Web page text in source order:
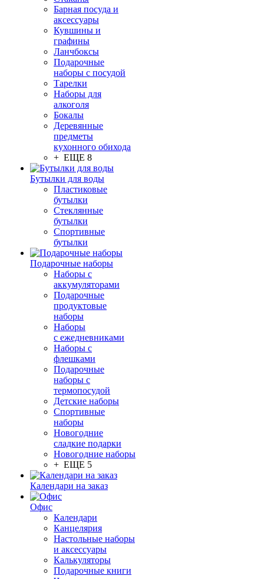
Барная посуда и
аксессуары
Кувшины и
графины
Ланчбоксы
Подарочные
наборы с посудой
Тарелки
Наборы для
алкоголя
Бокалы
Деревянные
предметы
кухонного обихода
+ ЕЩЕ 8
Бутылки для воды
Пластиковые
бутылки
Стеклянные
бутылки
Спортивные
бутылки
Подарочные наборы
Наборы с
аккумуляторами
Подарочные
продуктовые
наборы
Наборы
с ежедневниками
Наборы с
флешками
Подарочные
наборы с
термопосудой
Детские наборы
Спортивные
наборы
Новогодние
сладкие подарки
Новогодние наборы
+ ЕЩЕ 5
Календари на заказ
Офис
Календари
Канцелярия
Настольные наборы
и аксессуары
Калькуляторы
Подарочные книги